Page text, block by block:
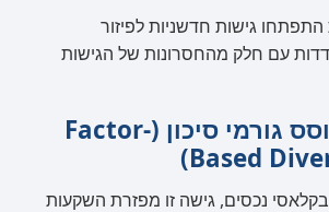
גישות חדשניות לפיזור
עם חלק מהחסרונות של הגישות
1. פיזור מבוסס גורמי סיכון (Factor-
Based
נכסים, גישה זו מפזרת השקעות